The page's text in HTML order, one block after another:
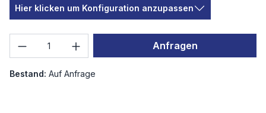
Hier klicken um Konfiguration anzupassen
Produkt Anzahl: Gib den gewünschten
Anfragen
Bestand: Auf Anfrage